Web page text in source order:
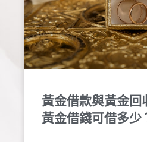
黃金借款與黃金回
黃金借錢可借多少